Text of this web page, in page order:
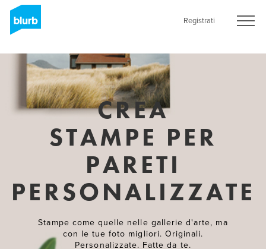
Skip
main
Registrati
CREA
STAMPE PER
PARETI
PERSONALIZZATE
Stampe come quelle nelle gallerie d'arte, ma
con le tue foto migliori. Originali.
Personalizzate. Fatte da te.